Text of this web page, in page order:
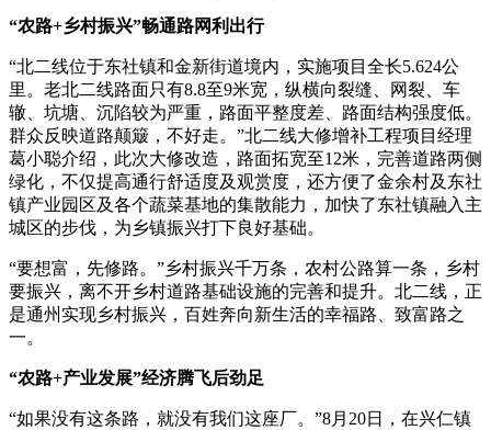
“农路+乡村振兴”畅通路网利出行
“北二线位于东社镇和金新街道境内，实施项目全长5.624公
里。老北二线路面只有8.8至9米宽，纵横向裂缝、网裂、车
辙、坑塘、沉陷较为严重，路面平整度差、路面结构强度低。
群众反映道路颠簸，不好走。”北二线大修增补工程项目经理
葛小聪介绍，此次大修改造，路面拓宽至12米，完善道路两侧
绿化，不仅提高通行舒适度及观赏度，还方便了金余村及东社
镇产业园区及各个蔬菜基地的集散能力，加快了东社镇融入主
城区的步伐，为乡镇振兴打下良好基础。
“要想富，先修路。”乡村振兴千万条，农村公路算一条，乡村
要振兴，离不开乡村道路基础设施的完善和提升。北二线，正
是通州实现乡村振兴，百姓奔向新生活的幸福路、致富路之
一。
“农路+产业发展”经济腾飞后劲足
“如果没有这条路，就没有我们这座厂。”8月20日，在兴仁镇